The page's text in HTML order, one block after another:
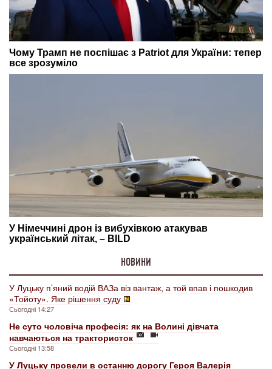
НОВИНИ
У Луцьку п’яний водій ВАЗа віз вантаж, а той впав і пошкодив
«Тойоту». Яке рішення суду
Сьогодні 14:27
Не суто чоловіча професія: як на Волині дівчата
навчаються на трактористок
Сьогодні 13:58
У Луцьку провели в останню дорогу Героя Валерія